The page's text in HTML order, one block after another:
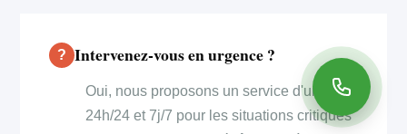
Intervenez-vous en urgence ?
Oui, nous proposons un service d'urgence
24h/24 et 7j/7 pour les situations critiques